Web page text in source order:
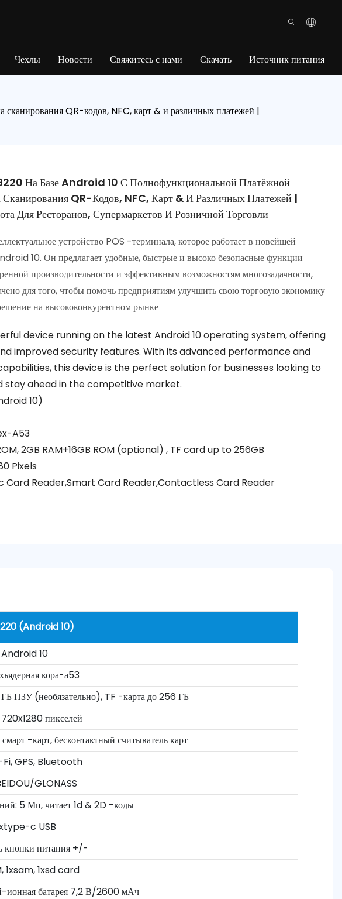
Чехлы Новости Свяжитесь с нами Скачать Источник питания
QR-кодов, NFC, карт & и различных платежей |
На Базе Android 10 С Полнофункциональной Платёжной
QR-Кодов, NFC, Карт & И Различных Платежей |
Для Ресторанов, Супермаркетов И Розничной Торговли
устройство POS -терминала, которое работает в новейшей
10. Он предлагает удобные, быстрые и высоко безопасные функции
производительности и эффективным возможностям многозадачности,
для того, чтобы помочь предприятиям улучшить свою торговую экономику
на высококонкурентном рынке
device running on the latest Android 10 operating system, offering
improved security features. With its advanced performance and
this device is the perfect solution for businesses looking to
stay ahead in the competitive market.
10)
A53
2GB RAM+16GB ROM (optional) , TF card up to 256GB
Pixels
Card Reader,Smart Card Reader,Contactless Card Reader
(Android 10)
Android 10
кора-а53
ПЗУ (необязательно), TF -карта до 256 ГБ
пикселей
-карт, бесконтактный считыватель карт
GPS, Bluetooth
GLONASS
5 Мп, читает 1d & 2D -коды
c USB
кнопки питания +/-
1xsam, 1xsd card
ионная батарея 7,2 В/2600 мАч